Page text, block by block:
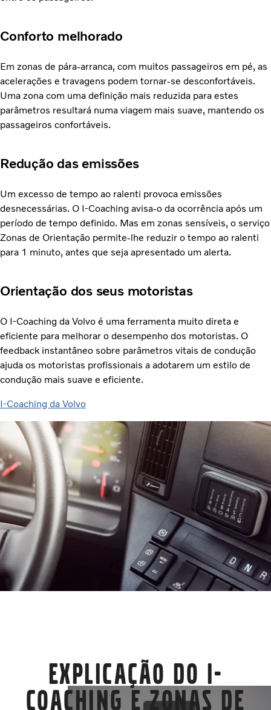
Conforto melhorado
Em zonas de pára-arranca, com muitos passageiros em pé, as
acelerações e travagens podem tornar-se desconfortáveis.
Uma zona com uma definição mais reduzida para estes
parâmetros resultará numa viagem mais suave, mantendo os
passageiros confortáveis.
Redução das emissões
Um excesso de tempo ao ralenti provoca emissões
desnecessárias. O I-Coaching avisa-o da ocorrência após um
período de tempo definido. Mas em zonas sensíveis, o serviço
Zonas de Orientação permite-lhe reduzir o tempo ao ralenti
para 1 minuto, antes que seja apresentado um alerta.
Orientação dos seus motoristas
O I-Coaching da Volvo é uma ferramenta muito direta e
eficiente para melhorar o desempenho dos motoristas. O
feedback instantâneo sobre parâmetros vitais de condução
ajuda os motoristas profissionais a adotarem um estilo de
condução mais suave e eficiente.
I-Coaching da Volvo
Explicação do I-
Coaching e Zonas de